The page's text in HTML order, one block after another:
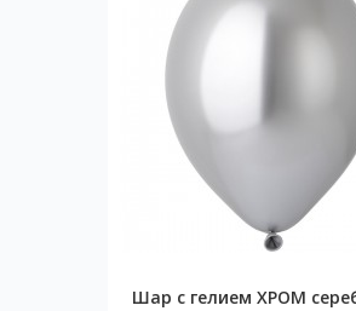
Шар с гелием ХРОМ